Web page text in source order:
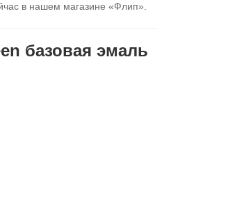
в нашем магазине «Флип».
базовая эмаль